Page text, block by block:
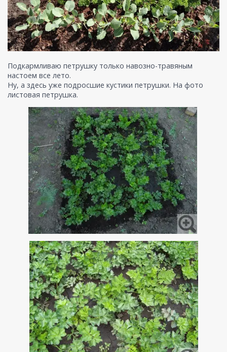
Подкармливаю петрушку только навозно-травяным
настоем все лето.
Ну, а здесь уже подросшие кустики петрушки. На фото
листовая петрушка.